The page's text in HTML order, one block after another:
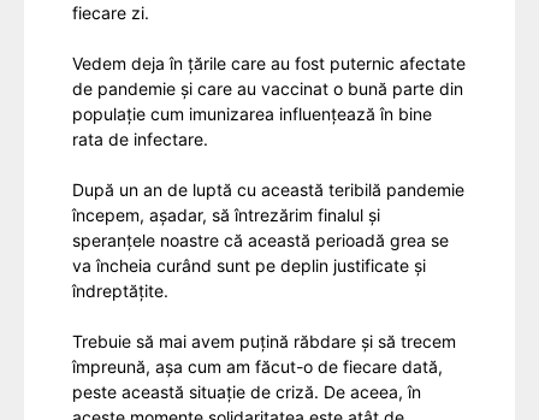
fiecare zi.
Vedem deja în țările care au fost puternic afectate
de pandemie și care au vaccinat o bună parte din
populație cum imunizarea influențează în bine
rata de infectare.
După un an de luptă cu această teribilă pandemie
începem, așadar, să întrezărim finalul și
speranțele noastre că această perioadă grea se
va încheia curând sunt pe deplin justificate și
îndreptățite.
Trebuie să mai avem puțină răbdare și să trecem
împreună, așa cum am făcut-o de fiecare dată,
peste această situație de criză. De aceea, în